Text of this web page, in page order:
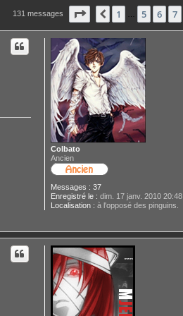
131 messages Page sur9
Précédente
1 5 6 7
Colbato
Ancien
Messages : 37
Enregistré le : dim. 17 janv. 2010 20:48
Localisation : à l'opposé des pinguins.